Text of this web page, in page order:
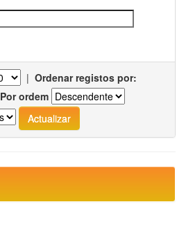
| Ordenar registos por:
Por ordem